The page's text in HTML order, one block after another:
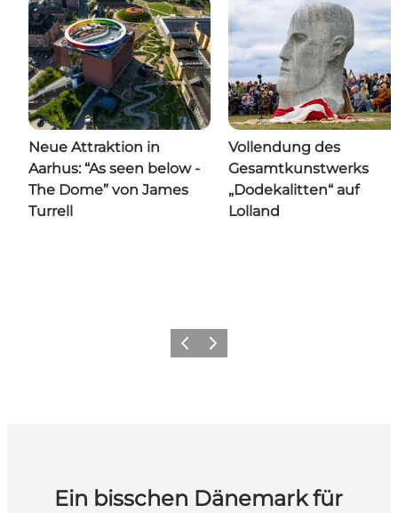
Neue Attraktion in
Aarhus: “As seen below -
The Dome” von James
Turrell
Vollendung des
Gesamtkunstwerks
„Dodekalitten“ auf
Lolland
ZurückWeiter
Ein bisschen Dänemark für